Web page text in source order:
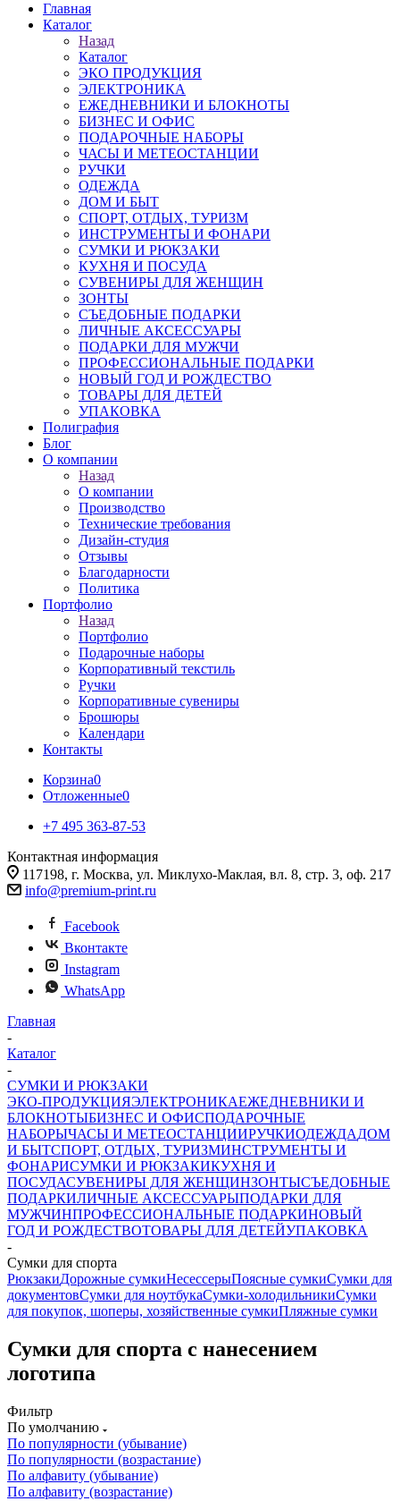
Главная
Каталог
Назад
Каталог
ЭКО ПРОДУКЦИЯ
ЭЛЕКТРОНИКА
ЕЖЕДНЕВНИКИ И БЛОКНОТЫ
БИЗНЕС И ОФИС
ПОДАРОЧНЫЕ НАБОРЫ
ЧАСЫ И МЕТЕОСТАНЦИИ
РУЧКИ
ОДЕЖДА
ДОМ И БЫТ
СПОРТ, ОТДЫХ, ТУРИЗМ
ИНСТРУМЕНТЫ И ФОНАРИ
СУМКИ И РЮКЗАКИ
КУХНЯ И ПОСУДА
СУВЕНИРЫ ДЛЯ ЖЕНЩИН
ЗОНТЫ
СЪЕДОБНЫЕ ПОДАРКИ
ЛИЧНЫЕ АКСЕССУАРЫ
ПОДАРКИ ДЛЯ МУЖЧИ
ПРОФЕССИОНАЛЬНЫЕ ПОДАРКИ
НОВЫЙ ГОД И РОЖДЕСТВО
ТОВАРЫ ДЛЯ ДЕТЕЙ
УПАКОВКА
Полиграфия
Блог
О компании
Назад
О компании
Производство
Технические требования
Дизайн-студия
Отзывы
Благодарности
Политика
Портфолио
Назад
Портфолио
Подарочные наборы
Корпоративный текстиль
Ручки
Корпоративные сувениры
Брошюры
Календари
Контакты
Корзина0
Отложенные0
+7 495 363-87-53
Контактная информация
117198, г. Москва, ул. Миклухо-Маклая, вл. 8, стр. 3, оф. 217
info@premium-print.ru
Facebook
Вконтакте
Instagram
WhatsApp
Главная
-
Каталог
-
СУМКИ И РЮКЗАКИ
ЭКО-ПРОДУКЦИЯЭЛЕКТРОНИКАЕЖЕДНЕВНИКИ И
БЛОКНОТЫБИЗНЕС И ОФИСПОДАРОЧНЫЕ
НАБОРЫЧАСЫ И МЕТЕОСТАНЦИИРУЧКИОДЕЖДАДОМ
И БЫТСПОРТ, ОТДЫХ, ТУРИЗМИНСТРУМЕНТЫ И
ФОНАРИСУМКИ И РЮКЗАКИКУХНЯ И
ПОСУДАСУВЕНИРЫ ДЛЯ ЖЕНЩИНЗОНТЫСЪЕДОБНЫЕ
ПОДАРКИЛИЧНЫЕ АКСЕССУАРЫПОДАРКИ ДЛЯ
МУЖЧИНПРОФЕССИОНАЛЬНЫЕ ПОДАРКИНОВЫЙ
ГОД И РОЖДЕСТВОТОВАРЫ ДЛЯ ДЕТЕЙУПАКОВКА
-
Сумки для спорта
РюкзакиДорожные сумкиНесессерыПоясные сумкиСумки для
документовСумки для ноутбукаСумки-холодильникиСумки
для покупок, шоперы, хозяйственные сумкиПляжные сумки
Сумки для спорта с нанесением
логотипа
Фильтр
По умолчанию
По популярности (убывание)
По популярности (возрастание)
По алфавиту (убывание)
По алфавиту (возрастание)